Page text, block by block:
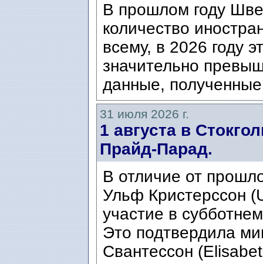
В прошлом году
количество
всему, в 2026 году
значительно
данные,
31 июля 2026 г.
1 августа в
Прайд-Парад.
В отличие от
Ульф Кристерссон
участие в
Это подтвердила
Свантессон